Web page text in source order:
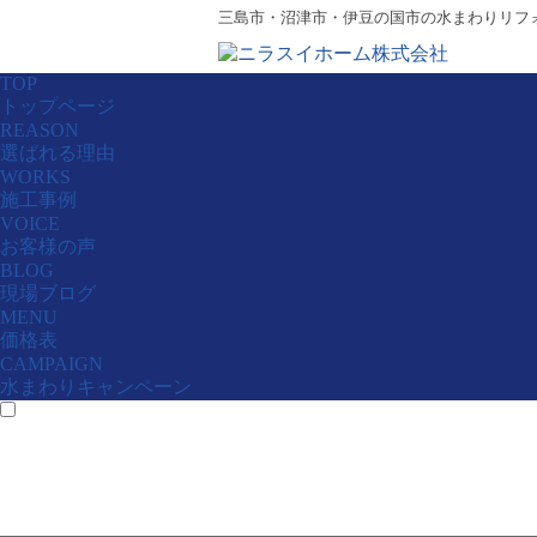
三島市・沼津市・伊豆の国市の水まわりリフ
TOP
トップページ
REASON
選ばれる理由
WORKS
施工事例
VOICE
お客様の声
BLOG
現場ブログ
MENU
価格表
CAMPAIGN
水まわりキャンペーン